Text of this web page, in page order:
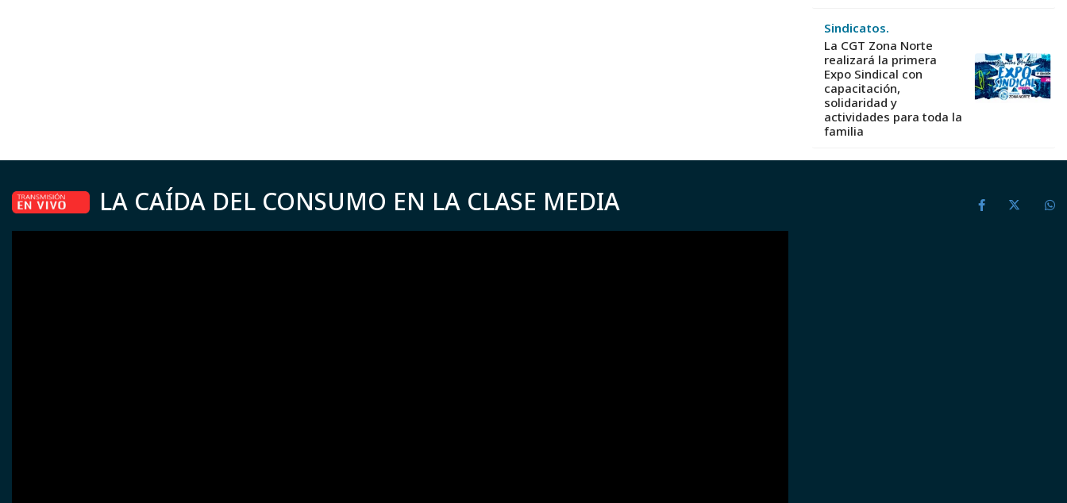
Sindicatos.
La CGT Zona Norte
realizará la primera
Expo Sindical con
capacitación,
solidaridad y
actividades para toda la
familia
LA CAÍDA DEL CONSUMO EN LA CLASE MEDIA